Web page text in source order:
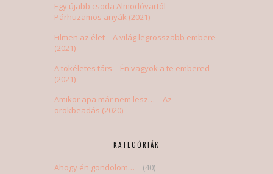
Egy újabb csoda Almodóvartól –
Párhuzamos anyák (2021)
Filmen az élet – A világ legrosszabb embere
(2021)
A tökéletes társ – Én vagyok a te embered
(2021)
Amikor apa már nem lesz… – Az
örökbeadás (2020)
KATEGÓRIÁK
Ahogy én gondolom…
(40)